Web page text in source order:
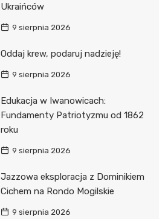
Ukraińców
9 sierpnia 2026
Oddaj krew, podaruj nadzieję!
9 sierpnia 2026
Edukacja w Iwanowicach:
Fundamenty Patriotyzmu od 1862
roku
9 sierpnia 2026
Jazzowa eksploracja z Dominikiem
Cichem na Rondo Mogilskie
9 sierpnia 2026